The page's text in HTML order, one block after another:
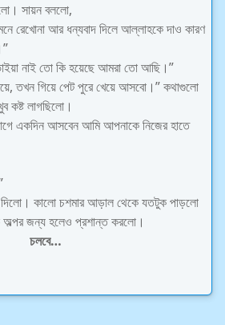
সায়ন বললো,
রেখোনা আর ধন্যবাদ দিলে আল্লাহকে দাও কারণ
নাই তো কি হয়েছে আমরা তো আছি।”
তখন গিয়ে পেট পুরে খেয়ে আসবো।” কথাগুলো
কষ্ট লাগছিলো।
একদিন আসবেন আমি আপনাকে নিজের হাতে
দিলো। কালো চশমার আড়াল থেকে যতটুক পাড়লো
অল্পর জন্য হলেও প্রশান্ত করলো।
চলবে…